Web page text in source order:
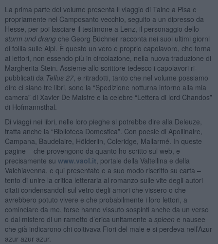
La prima parte del volume presenta il viaggio di Taine a Pisa e
propriamente nel Camposanto vecchio, seguito a un dipresso da
Hesse, per poi lasciare il testimone a Lenz, il personaggio dello
sturm und drangche Georg Büchner racconta nei suoi ultimi giorni
di follia sulle Alpi. È questo un vero e proprio capolavoro, che torna
ai lettori, non essendo più in circolazione, nella nuova traduzione di
Margherita Stein. Assieme allo scrittore tedesco i capolavori ri-
pubblicati da Tellus 27, e ritradotti, tanto che nel volume possiamo
dire ci siano tre libri, sono la “Spedizione notturna intorno alla mia
camera” di Xavier De Maistre e la celebre “Lettera di lord Chandos”
di Hofmannsthal.
Di viaggi nei libri, nelle loro pieghe si potrebbe dire alla Deleuze,
tratta anche la “Biblioteca Domestica”. Con poesie di Apollinaire,
Campana, Baudelaire, Hölderlin, Coleridge, Mallarmé. In queste
pagine – che provengono da quanto ho scritto sul web, e
precisamente su www.vaol.it , portale della Valtellina e della
Valchiavenna, e qui presentato e a suo modo riscritto su carta –
tento di unire la critica letteraria al romanzo sulle vite degli autori
citati condensandoli sul vetro degli amori che vissero o che
avrebbero potuto vivere e che probabilmente i loro lettori, a
cominciare da me, forse hanno vissuto sospinti anche da un verso
o dal mistero di un rametto d’erica unitamente a spleen e nausee
che già indicarono chi coltivava Fiori del male e si perdeva nell’Azur
azur azur azur.